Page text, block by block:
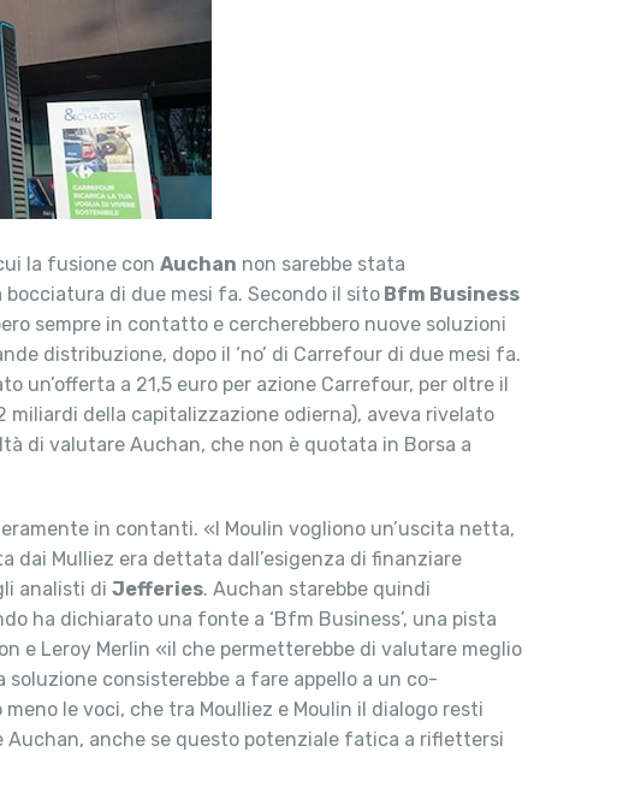
la fusione con Auchan non sarebbe stata
di due mesi fa. Secondo il sito Bfm Business
sempre in contatto e cercherebbero nuove soluzioni
distribuzione, dopo il ‘no’ di Carrefour di due mesi fa.
a 21,5 euro per azione Carrefour, per oltre il
miliardi della capitalizzazione odierna), aveva rivelato
di valutare Auchan, che non è quotata in Borsa a
in contanti. «I Moulin vogliono un’uscita netta,
Mulliez era dettata dall’esigenza di finanziare
analisti di Jefferies. Auchan starebbe quindi
ha dichiarato una fonte a ‘Bfm Business’, una pista
e Leroy Merlin «il che permetterebbe di valutare meglio
soluzione consisterebbe a fare appello a un co-
le voci, che tra Moulliez e Moulin il dialogo resti
anche se questo potenziale fatica a riflettersi